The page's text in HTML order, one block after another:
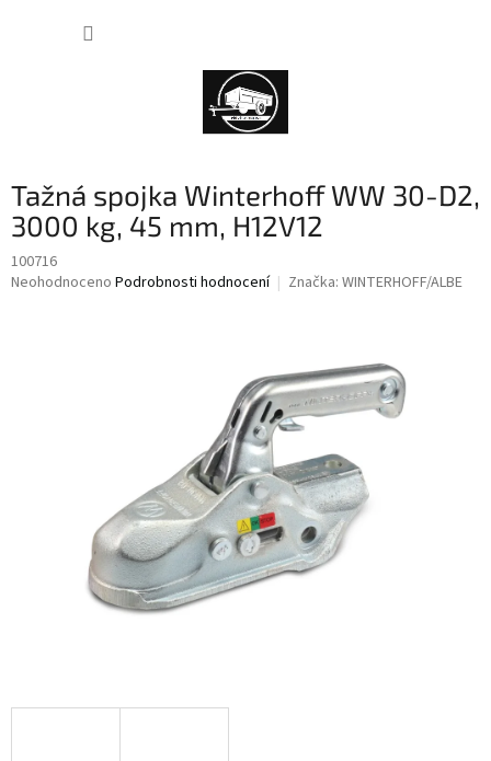
Tažná spojka Winterhoff WW 30-D2,
3000 kg, 45 mm, H12V12
100716
Průměrné
Neohodnoceno Podrobnosti hodnocení Značka: WINTERHOFF/ALBE